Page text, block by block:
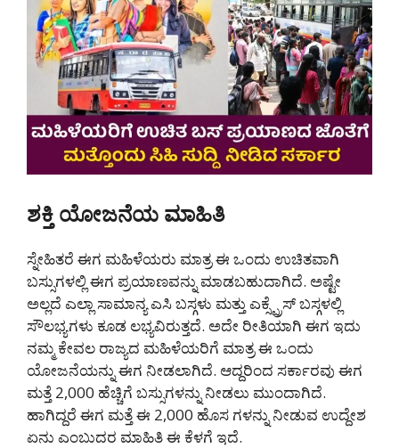
ಶಕ್ತಿ ಯೋಜನೆಯ ಮಾಹಿತಿ
ಸ್ನೇಹಿತರೆ ಈಗ ಮಹಿಳೆಯರು ಮಾತ್ರ ಈ ಒಂದು ಉಚಿತವಾಗಿ
ಬಸ್ಸುಗಳಲ್ಲಿ ಈಗ ಪ್ರಯಾಣವನ್ನು ಮಾಡಬಹುದಾಗಿದೆ. ಅಷ್ಟೇ
ಅಲ್ಲದೆ ಎಲ್ಲಾ ಸಾಮಾನ್ಯ ಎಸಿ ಬಸ್ಗಳು ಮತ್ತು ಎಕ್ಸ್ಪ್ರೆಸ್ ಬಸ್ಗಳಲ್ಲಿ
ಸೌಲಭ್ಯಗಳು ಕೂಡ ಲಭ್ಯವಿರುತ್ತದೆ. ಅದೇ ರೀತಿಯಾಗಿ ಈಗ ಇದು
ನಮ್ಮ ಕೇವಲ ರಾಜ್ಯದ ಮಹಿಳೆಯರಿಗೆ ಮಾತ್ರ ಈ ಒಂದು
ಯೋಜನೆಯನ್ನು ಈಗ ನೀಡಲಾಗಿದೆ. ಆದ್ದರಿಂದ ಸರ್ಕಾರವು ಈಗ
ಮತ್ತೆ 2,000 ಹೆಚ್ಚಿಗೆ ಬಸ್ಸುಗಳನ್ನು ನೀಡಲು ಮುಂದಾಗಿದೆ.
ಹಾಗಿದ್ದರೆ ಈಗ ಮತ್ತೆ ಈ 2,000 ಹೊಸ ಗಳನ್ನು ನೀಡುವ ಉದ್ದೇಶ
ಏನು ಎಂಬುದರ ಮಾಹಿತಿ ಈ ಕೆಳಗೆ ಇದೆ.